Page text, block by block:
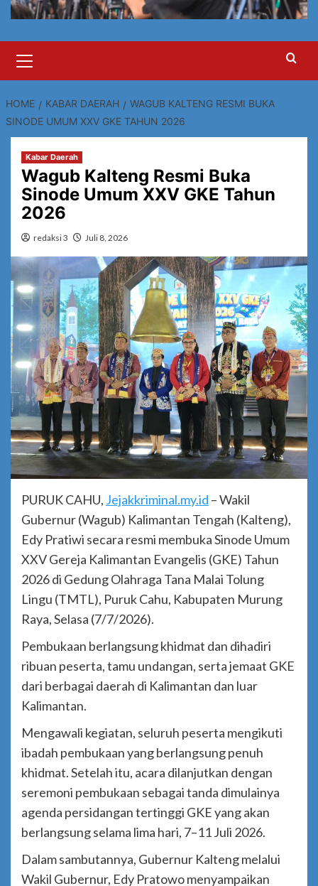
Menu
HOME KABAR DAERAH
WAGUB KALTENG RESMI BUKA
SINODE UMUM XXV GKE TAHUN 2026
Kabar Daerah
Wagub Kalteng Resmi Buka
Sinode Umum XXV GKE Tahun
2026
redaksi 3 Juli 8, 2026
PURUK CAHU, Jejakkriminal.my.id – Wakil
Gubernur (Wagub) Kalimantan Tengah (Kalteng),
Edy Pratiwi secara resmi membuka Sinode Umum
XXV Gereja Kalimantan Evangelis (GKE) Tahun
2026 di Gedung Olahraga Tana Malai Tolung
Lingu (TMTL), Puruk Cahu, Kabupaten Murung
Raya, Selasa (7/7/2026).
Pembukaan berlangsung khidmat dan dihadiri
ribuan peserta, tamu undangan, serta jemaat GKE
dari berbagai daerah di Kalimantan dan luar
Kalimantan.
Mengawali kegiatan, seluruh peserta mengikuti
ibadah pembukaan yang berlangsung penuh
khidmat. Setelah itu, acara dilanjutkan dengan
seremoni pembukaan sebagai tanda dimulainya
agenda persidangan tertinggi GKE yang akan
berlangsung selama lima hari, 7–11 Juli 2026.
Dalam sambutannya, Gubernur Kalteng melalui
Wakil Gubernur, Edy Pratowo menyampaikan